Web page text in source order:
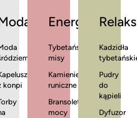
konpi
Energia
Tybetańskie
misy
Kamienie
runiczne
Bransoletki
mocy
Relaks
Kadzidła
Pudry
do
kąpieli
Dyfuzor